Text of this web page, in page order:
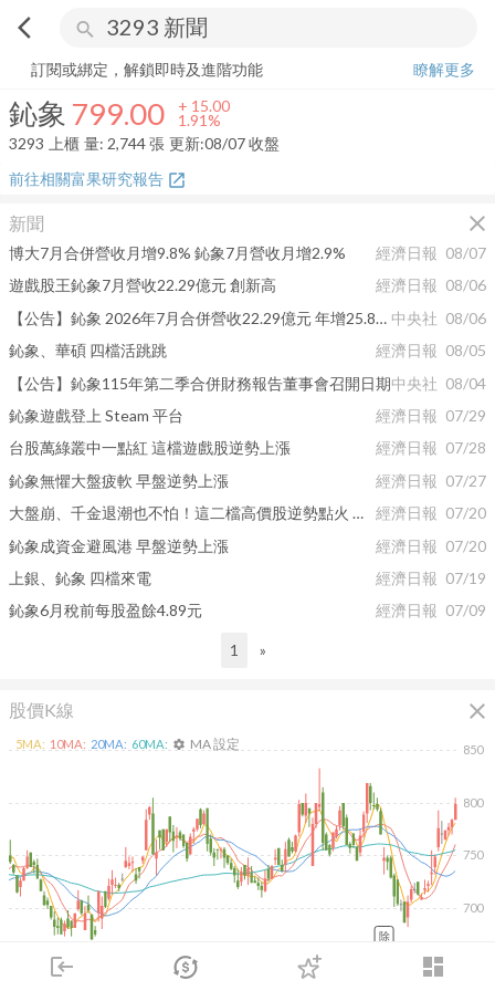
arrow_back_ios search
login dashboard
市場 登入
鈊象 799.00 +1.91%
訂閱或綁定，解鎖即時及進階功能
瞭解更多
鈊象 799.00 + 15.00
1.91%
3293
上櫃 量: 2,744張 更新:08/07 收盤
前往相關富果研究報告 open_in_new
新聞 close
博大7月合併營收月增9.8% 鈊象7月營收月增2.9% 經濟日報 08/07
遊戲股王鈊象7月營收22.29億元 創新高
經濟日報 08/06
【公告】鈊象 2026年7月合併營收22.29億元 年增25.86% 中央社 08/06
鈊象、華碩 四檔活跳跳
經濟日報 08/05
【公告】鈊象115年第二季合併財務報告董事會召開日期中央社 08/04
鈊象遊戲登上 Steam 平台
經濟日報 07/29
台股萬綠叢中一點紅 這檔遊戲股逆勢上漲
經濟日報 07/28
鈊象無懼大盤疲軟 早盤逆勢上漲
經濟日報 07/27
大盤崩、千金退潮也不怕！這二檔高價股逆勢點火 法人揭背後吸金關鍵
經濟日報 07/20
鈊象成資金避風港 早盤逆勢上漲
經濟日報 07/20
上銀、鈊象 四檔來電
經濟日報 07/19
鈊象6月稅前每股盈餘4.89元
經濟日報 07/09
1 »
股價K線 close
2026/02/10 2026/04/10 2026/05/28 2026/07/16
700
750
800
850
5MA: 10MA: 20MA: 60MA: settings MA 設定
除